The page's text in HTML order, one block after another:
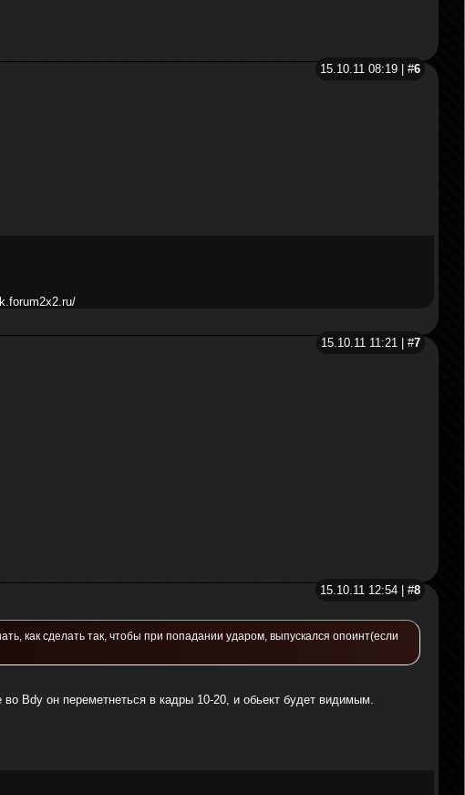
15.10.11 08:19 | #6
15.10.11 11:21 | #7
15.10.11 12:54 | #8
как сделать так, чтобы при попадании ударом, выпускался опоинт(если
Bdy он переметнеться в кадры 10-20, и обьект будет видимым.